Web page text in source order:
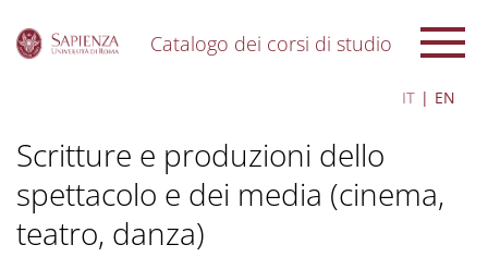
Catalogo dei corsi di studio
IT EN
Scritture e produzioni dello
spettacolo e dei media (cinema,
teatro, danza)